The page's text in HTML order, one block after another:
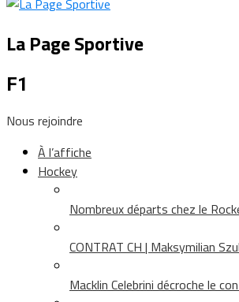
La Page Sportive
F1
Nous rejoindre
À l’affiche
Hockey
Nombreux départs chez le
CONTRAT CH | Maksymilian
Macklin Celebrini décroche le